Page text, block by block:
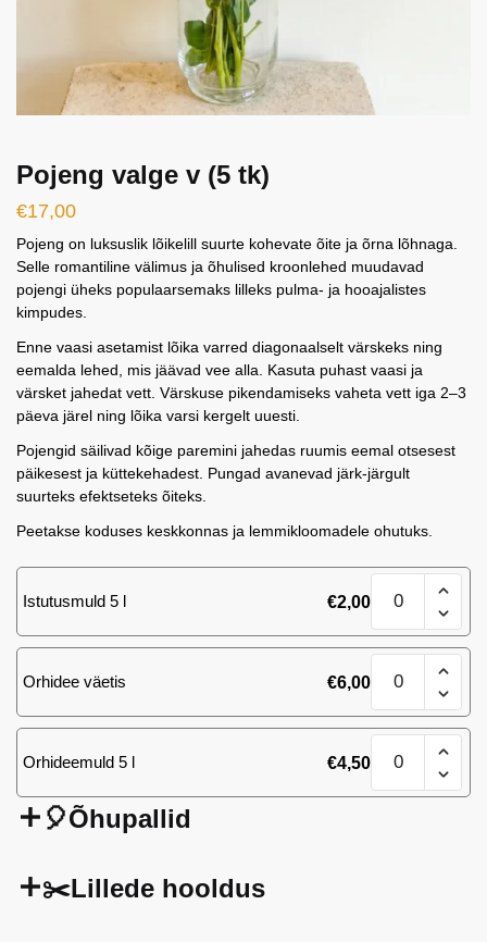
Pojeng valge v (5 tk)
€17,00
Pojeng on luksuslik lõikelill suurte kohevate õite ja õrna lõhnaga.
Selle romantiline välimus ja õhulised kroonlehed muudavad
pojengi üheks populaarsemaks lilleks pulma- ja hooajalistes
kimpudes.
Enne vaasi asetamist lõika varred diagonaalselt värskeks ning
eemalda lehed, mis jäävad vee alla. Kasuta puhast vaasi ja
värsket jahedat vett. Värskuse pikendamiseks vaheta vett iga 2–3
päeva järel ning lõika varsi kergelt uuesti.
Pojengid säilivad kõige paremini jahedas ruumis eemal otsesest
päikesest ja küttekehadest. Pungad avanevad järk-järgult
suurteks efektseteks õiteks.
Peetakse koduses keskkonnas ja lemmikloomadele ohutuks.
Istutusmuld 5 l €2,00 valge
v
(5
kogus
Orhidee väetis €6,00 valge
v
(5
kogus
Orhideemuld 5 l €4,50 valge
v
🎈Õhupallid
✂️Lillede hooldus